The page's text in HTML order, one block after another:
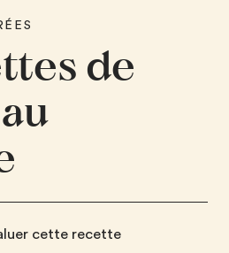
de
cette recette